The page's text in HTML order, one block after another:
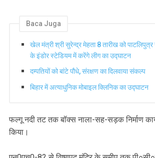
Baca Juga
खेल मंत्री श्री सुरेन्द्र मेहता 8 तारीख को
के इंडोर स्टेडियम में करेंगे लीग का उद्घाटन
दम्पतियों को बांटे पौधे, संरक्षण का दिलवाया संकल्प
बिहार में अत्याधुनिक मोबाइल क्लिनिक का उद्घाटन
फल्गू नदी तट तक बॉक्स नाला-सह-सड़क निर्माण
किया।